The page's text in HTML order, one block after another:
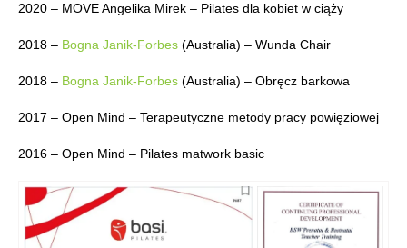
2020 – MOVE Angelika Mirek – Pilates dla kobiet w ciąży
2018 – Bogna Janik-Forbes (Australia) – Wunda Chair
2018 – Bogna Janik-Forbes (Australia) – Obręcz barkowa
2017 – Open Mind – Terapeutyczne metody pracy powięziowej
2016 – Open Mind – Pilates matwork basic